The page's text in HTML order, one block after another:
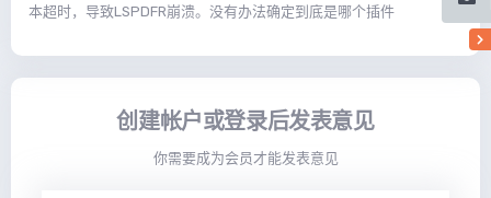
本超时，导致LSPDFR崩溃。没有办法确定到底是哪个插件
创建帐户或登录后发表意见
你需要成为会员才能发表意见